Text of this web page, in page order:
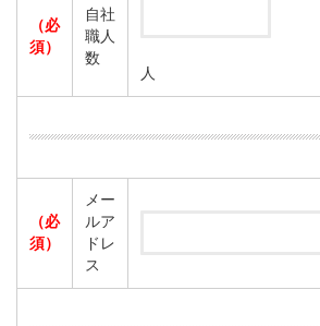
（必
須）
自社
職人
数
人
（必
須）
メー
ルア
ドレ
ス